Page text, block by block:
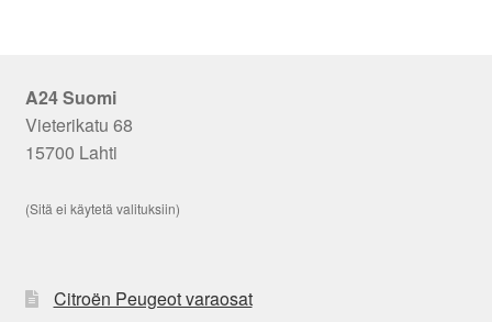
A24 Suomi
Vieterikatu 68
15700 Lahti
(Sitä ei käytetä valituksiin)
Citroën Peugeot varaosat